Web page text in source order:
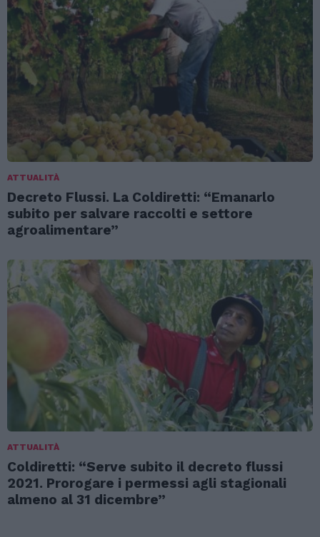
ATTUALITÀ
Decreto Flussi. La Coldiretti: “Emanarlo
subito per salvare raccolti e settore
agroalimentare”
ATTUALITÀ
Coldiretti: “Serve subito il decreto flussi
2021. Prorogare i permessi agli stagionali
almeno al 31 dicembre”